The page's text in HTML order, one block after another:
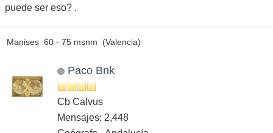
puede ser eso? .
Manises 60 - 75 msnm (Valencia)
Paco Bnk
Cb Calvus
Mensajes: 2,448